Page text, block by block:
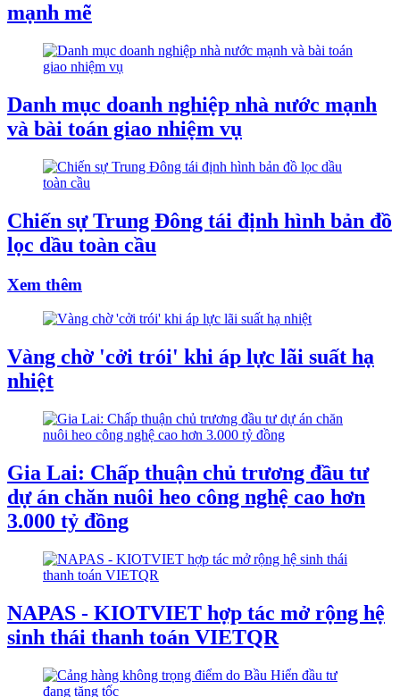
mạnh mẽ
Danh mục doanh nghiệp nhà nước mạnh
và bài toán giao nhiệm vụ
Chiến sự Trung Đông tái định hình bản đồ
lọc dầu toàn cầu
Xem thêm
Vàng chờ 'cởi trói' khi áp lực lãi suất hạ
nhiệt
Gia Lai: Chấp thuận chủ trương đầu tư
dự án chăn nuôi heo công nghệ cao hơn
3.000 tỷ đồng
NAPAS - KIOTVIET hợp tác mở rộng hệ
sinh thái thanh toán VIETQR